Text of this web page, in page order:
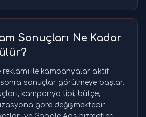
Sonuçları Ne Kadar
reklamı ile kampanyalar aktif
sonuçlar görülmeye başlar.
kampanya tipi, bütçe,
göre değişmektedir.